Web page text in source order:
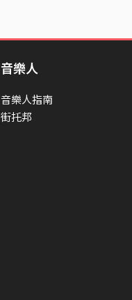
音樂人
音樂人指南
街托邦